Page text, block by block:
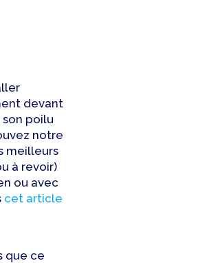
devant
poilu
notre
meilleurs
à revoir)
ou avec
cet article
que ce